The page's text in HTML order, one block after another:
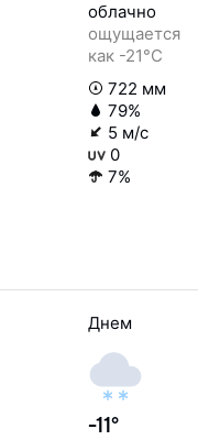
облачно
ощущается
как -21°C
722 мм
79%
5 м/с
0
7%
Днем
-11°